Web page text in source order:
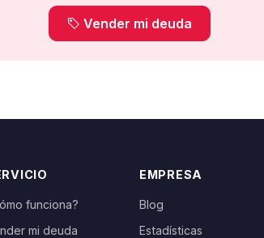
Vender mi deuda
funciona?
mi deuda
EMPRESA
Blog
Estadísticas